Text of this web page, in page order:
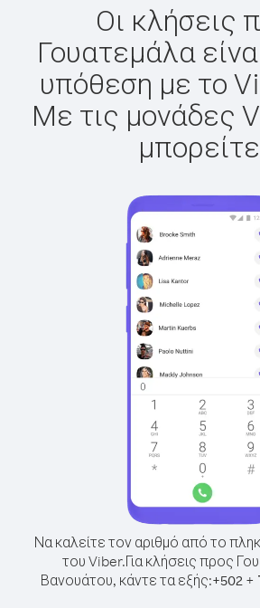
Οι κλήσεις
Γουατεμάλα
υπόθεση με το
Με τις μονάδες
Να καλείτε τον αριθμό από το
του Viber.Για κλήσεις προς
Βανουάτου, κάντε τα εξής:+502+